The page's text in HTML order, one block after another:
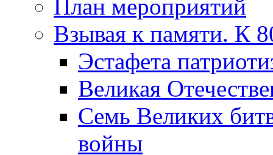
План мероприятий
Взывая к памяти. К
Эcтафета
Великая
Семь Великих
войны